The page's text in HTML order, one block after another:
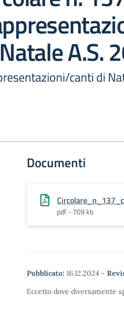
A.S.
canti di
Documenti
pdf - 709 kb
Pubblicato: 16.12.2024 -
Eccetto dove diversamente